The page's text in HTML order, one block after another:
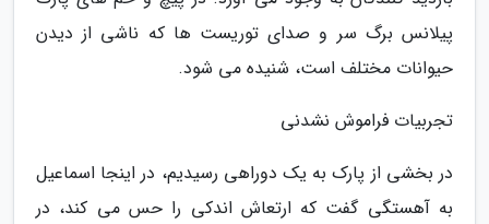
پیلانس برگ سر و صدای توریست ها که ناشی از دیدن
حیوانات مختلف است، شنیده می شود.
تجربیات فراموش نشدنی
در بخشی از پارک به یک دوراهی رسیدیم، در اینجا اسماعیل
به آهستگی گفت که ارتعاش اندکی را حس می کند، در